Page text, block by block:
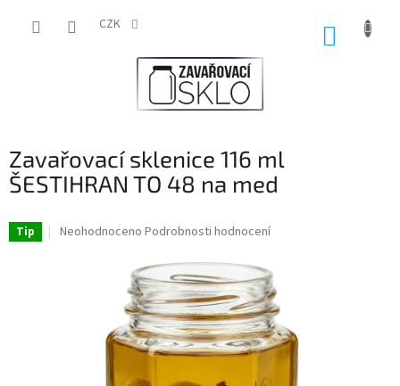
CZK
Zavařovací sklenice 116 ml
ŠESTIHRAN TO 48 na med
Tip
Průměrné
hvězdiček.
Neohodnoceno Podrobnosti hodnocení